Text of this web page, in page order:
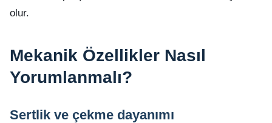
olur.
Mekanik Özellikler Nasıl
Yorumlanmalı?
Sertlik ve çekme dayanımı